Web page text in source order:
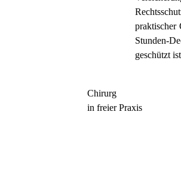
praktischer
Stunden-
geschützt
Chirurg
in freier Praxis